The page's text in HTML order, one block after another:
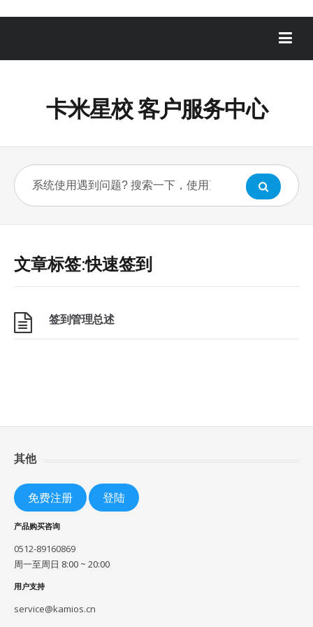
卡米星校 客户服务中心
文章标签:快速签到
签到管理总述
其他
免费注册 登陆
产品购买咨询
0512-89160869
周一至周日 8:00 ~ 20:00
用户支持
service@kamios.cn